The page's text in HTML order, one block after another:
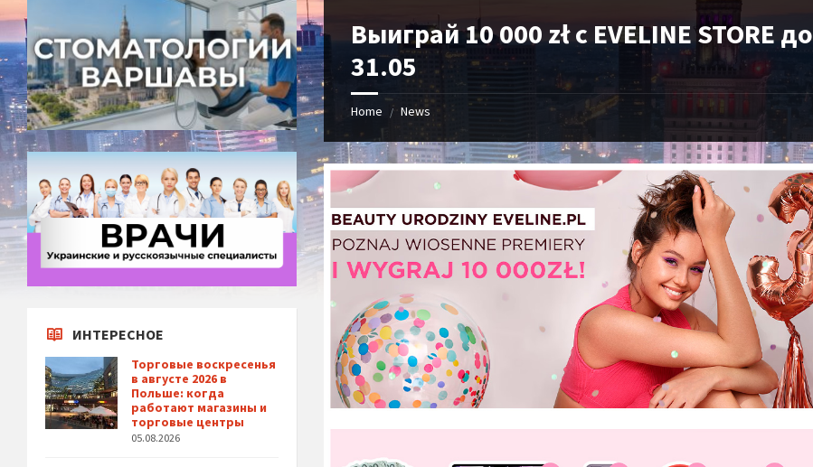
Выиграй 10 000 zł с EVELINE STORE до
31.05
Home / News
ИНТЕРЕСНОЕ
Торговые воскресенья
в августе 2026 в
Польше: когда
работают магазины и
торговые центры
05.08.2026